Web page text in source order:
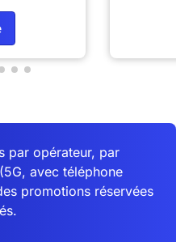
par opérateur, par
avec téléphone
promotions réservées